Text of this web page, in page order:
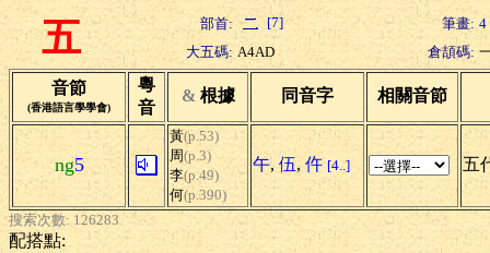
五 部首: [7] 筆畫: 4
大五碼: A4AD 倉頡碼:
音節
(香港語言學學會)
粵
音
& 根據 同音字 相關音節
ng5
黃(p.53)
周(p.3)
李(p.49)
何(p.390)
午, 伍, 仵 [4..] 五
搜索次數: 126283
配搭點: